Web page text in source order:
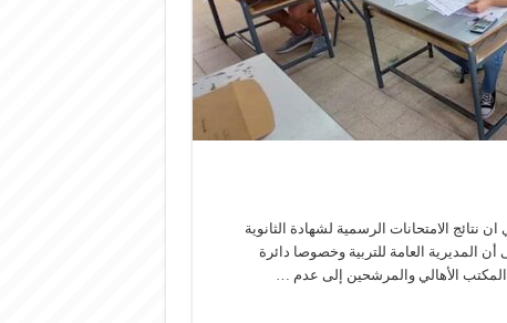
ان نتائج الامتحانات الرسمية لشهادة الثانوية
أن المديرية العامة للتربية وخصوصا دائرة
المكتب الأهالي والمرشحين إلى عدم …